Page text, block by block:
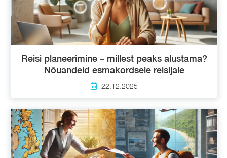
Reisi planeerimine – millest peaks alustama?
Nõuandeid esmakordsele reisijale
22.12.2025